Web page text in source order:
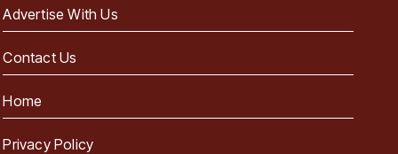
Advertise With Us
Contact Us
Home
Privacy Policy